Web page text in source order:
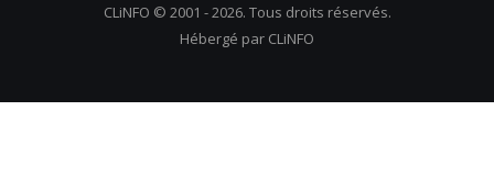
CLiNFO © 2001 - 2026. Tous droits réservés.
Hébergé par CLiNFO